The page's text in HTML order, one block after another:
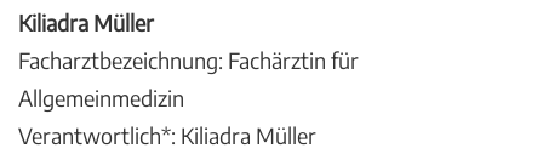
Kiliadra Müller
Facharztbezeichnung: Fachärztin für
Allgemeinmedizin
Verantwortlich*: Kiliadra Müller